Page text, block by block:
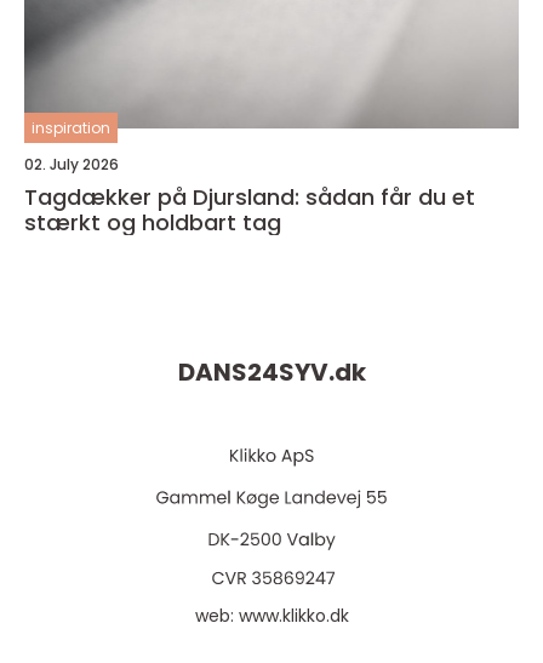
inspiration
02. July 2026
Tagdækker på Djursland: sådan får du et
stærkt og holdbart tag
DANS24SYV.dk
web: www.klikko.dk